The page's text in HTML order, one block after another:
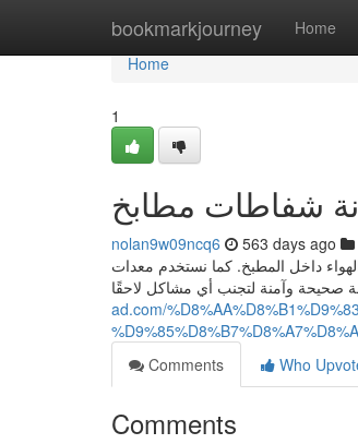
bookmarkjourney Home
Home
Home
1
شفاطات مطابخ
nolan9w09ncq6 563 days ago
داخل المطبخ. كما نستخدم معدات
ad.com/
Comments
Who
Comments